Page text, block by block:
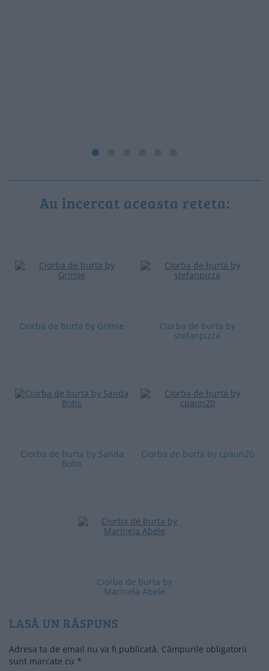
Au incercat aceasta reteta:
Ciorba de burta by Grimie
Ciorba de burta by
stefanpizza
Ciorba de burta by Sanda
Botis
Ciorba de burta by cpaun20
Ciorba de burta by
Marinela Abele
LASĂ UN RĂSPUNS
Adresa ta de email nu va fi publicată. Câmpurile obligatorii
sunt marcate cu *